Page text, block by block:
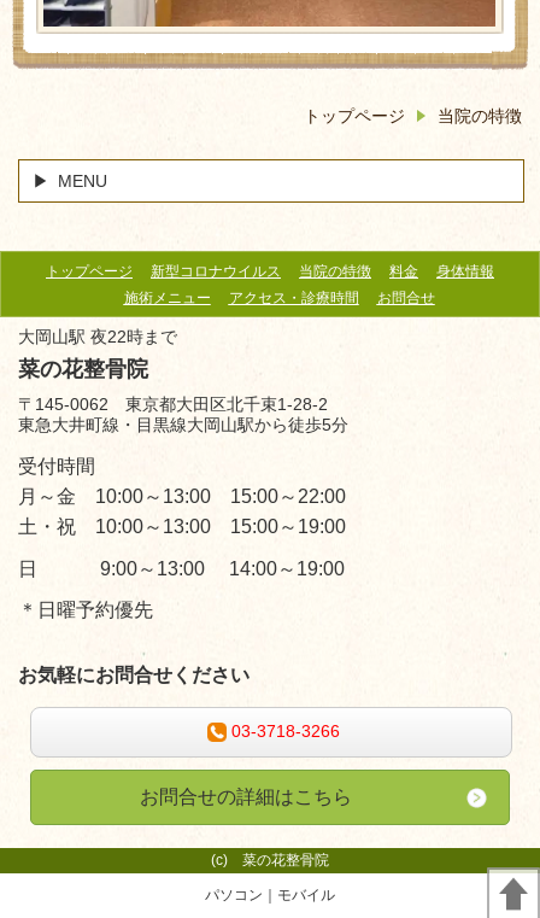
トップページ 当院の特徴
MENU
トップページ 新型コロナウイルス 当院の特徴 料金
身体情報
施術メニュー
アクセス・診療時間 お問合せ
大岡山駅 夜22時まで
菜の花整骨院
〒145-0062 東京都大田区北千束1-28-2
東急大井町線・目黒線大岡山駅から徒歩5分
受付時間
月～金 10:00～13:00 15:00～22:00
土・祝 10:00～13:00 15:00～19:00
日 9:00～13:00 14:00～19:00
＊日曜予約優先
お気軽にお問合せください
03-3718-3266
お問合せの詳細はこちら
(c) 菜の花整骨院
パソコン ｜モバイル